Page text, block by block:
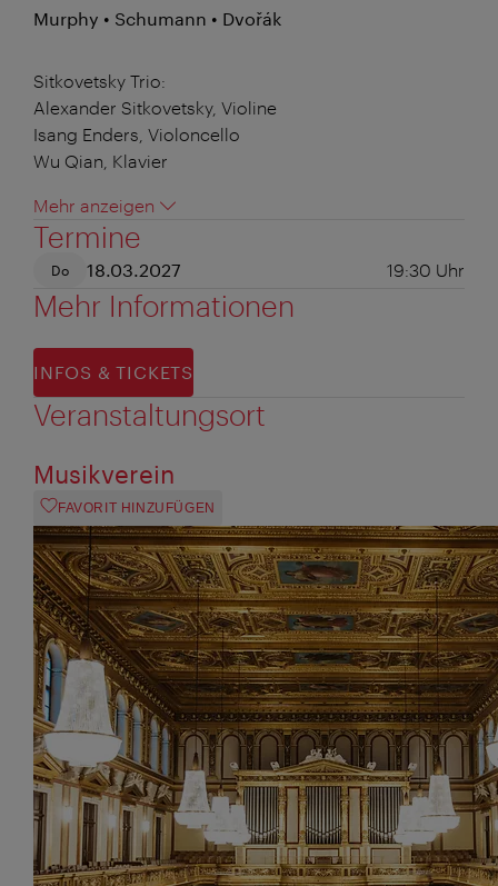
Murphy • Schumann • Dvořák
Sitkovetsky Trio:
Alexander Sitkovetsky, Violine
Isang Enders, Violoncello
Wu Qian, Klavier
Mehr anzeigen
Termine
Do 18.03.2027 19:30 Uhr
Mehr Informationen
INFOS & TICKETS
Veranstaltungsort
Musikverein
FAVORIT HINZUFÜGEN